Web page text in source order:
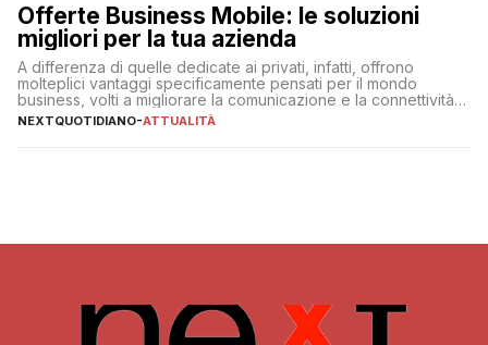
Offerte Business Mobile: le soluzioni
migliori per la tua azienda
A differenza di quelle dedicate ai privati, infatti, offrono
molteplici vantaggi specificamente pensati per il mondo
business, volti a migliorare la comunicazione e la connettività
degli utenti
NEXTQUOTIDIANO-ATTUALITÀ